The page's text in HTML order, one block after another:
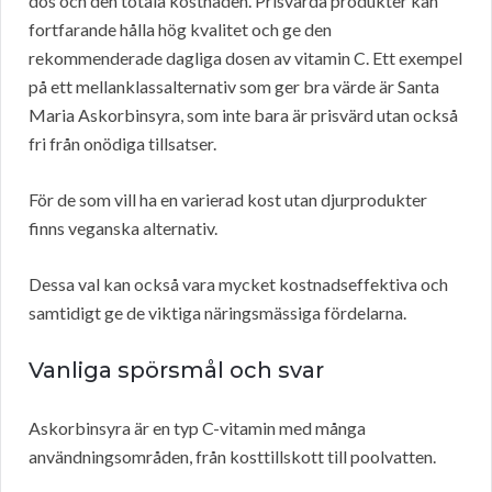
fortfarande hålla hög kvalitet och ge den
rekommenderade dagliga dosen av vitamin C. Ett exempel
på ett mellanklassalternativ som ger bra värde är Santa
Maria Askorbinsyra, som inte bara är prisvärd utan också
fri från onödiga tillsatser.
För de som vill ha en varierad kost utan djurprodukter
finns veganska alternativ.
Dessa val kan också vara mycket kostnadseffektiva och
samtidigt ge de viktiga näringsmässiga fördelarna.
Vanliga spörsmål och svar
Askorbinsyra är en typ C-vitamin med många
användningsområden, från kosttillskott till poolvatten.